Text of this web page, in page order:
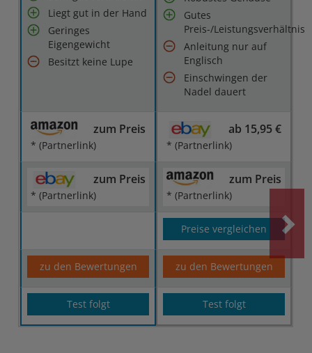
Liegt gut in der Hand
Geringes
Eigengewicht
Besitzt keine Lupe
Gutes
Preis-/Leistungsverhältnis
Anleitung nur auf
Englisch
Einschwingen der
Nadel dauert
zum Preis
* (Partnerlink)
ab 15,95 €
* (Partnerlink)
zum Preis
* (Partnerlink)
zum Preis
* (Partnerlink)
Preise vergleichen
zu den Bewertungen zu den Bewertungen
Test folgt Test folgt